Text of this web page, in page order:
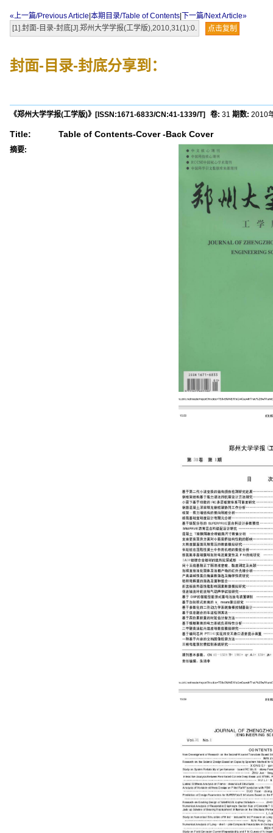
«上一篇/Previous Article 本期目录/Table of Contents
下一篇/Next Article»
[1].封面-目录-封底[J].郑州大学学报(工学版),2010,31(1):0.
点击复制
封面-目录-封底分享到：
《郑州大学学报(工学版)》 [ISSN:1671-6833/CN:41-1339/T] 卷: 31 期数: 2010
Title: Table of Contents-Cover -Back Cover
摘要: